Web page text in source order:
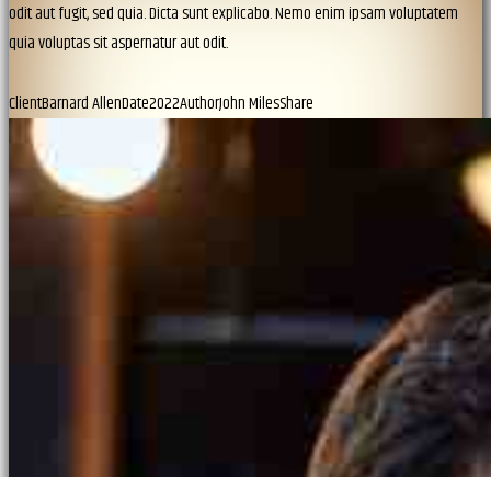
odit aut fugit, sed quia. Dicta sunt explicabo. Nemo enim ipsam voluptatem
quia voluptas sit aspernatur aut odit.
ClientBarnard AllenDate2022AuthorJohn MilesShare